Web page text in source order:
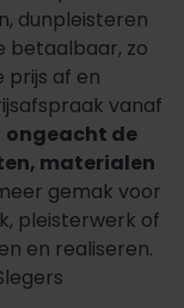
dunpleisteren
betaalbaar, zo
prijs af en
vanaf
ongeacht de
materialen
gemak voor
pleisterwerk of
en realiseren.